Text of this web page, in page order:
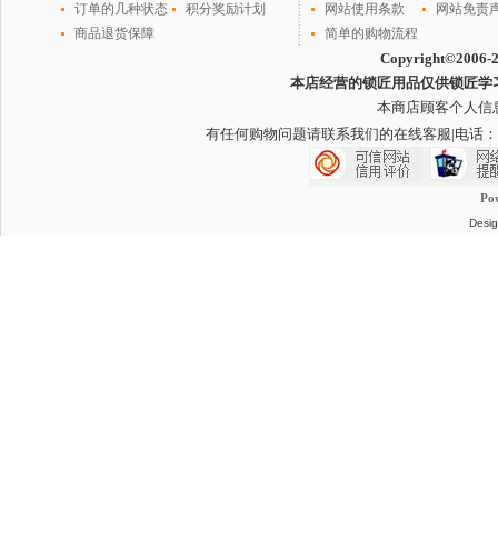
订单的几种状态
积分奖励计划
商品退货保障
网站使用条款
网站免责
简单的购物流程
Copyright©2006-
本店经营的锁匠用品仅供锁匠
本商店顾客个人信
有任何购物问题请联系我们的在线客服|电话：